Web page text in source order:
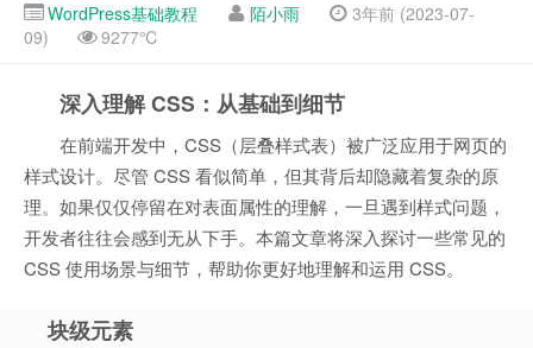
WordPress基础教程 陌小雨
3年前 (2023-07-
09)
9277℃
深入理解 CSS：从基础到细节
在前端开发中，CSS（层叠样式表）被广泛应用于网页的
样式设计。尽管 CSS 看似简单，但其背后却隐藏着复杂的原
理。如果仅仅停留在对表面属性的理解，一旦遇到样式问题，
开发者往往会感到无从下手。本篇文章将深入探讨一些常见的
CSS 使用场景与细节，帮助你更好地理解和运用 CSS。
块级元素